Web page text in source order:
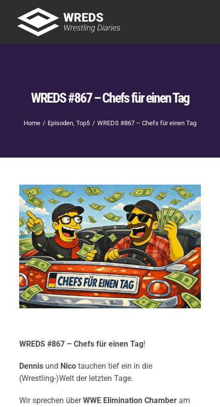
content
WREDS #867 – Chefs für einen Tag
Home Episoden Top5 WREDS #867 – Chefs für einen Tag
WREDS #867 – Chefs für einen Tag!
Dennis und Nico tauchen tief ein in die
(Wrestling-)Welt der letzten Tage.
Wir sprechen überWWE Elimination Chamberam